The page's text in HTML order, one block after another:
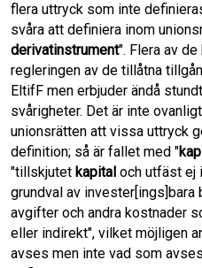
flera uttryck som inte
svåra att definiera inom
derivatinstrument". Flera av
regleringen av de tillåtna
EltifF men erbjuder ändå
svårigheter. Det är inte
unionsrätten att vissa uttryck
definition; så är fallet med "
"tillskjutet kapital och utfäst ej
grundval av
avgifter och andra kostnader
eller indirekt", vilket möjligen
avses men inte vad som